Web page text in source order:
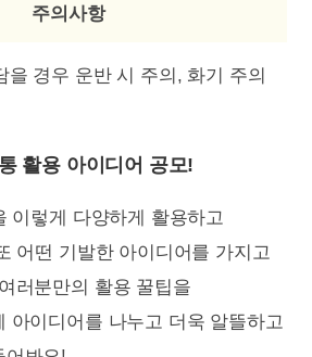
주의사항
을 경우 운반 시 주의, 화기 주의
활용 아이디어 공모!
이렇게 다양하게 활용하고
어떤 기발한 아이디어를 가지고
러분만의 활용 꿀팁을
아이디어를 나누고 더욱 알뜰하고